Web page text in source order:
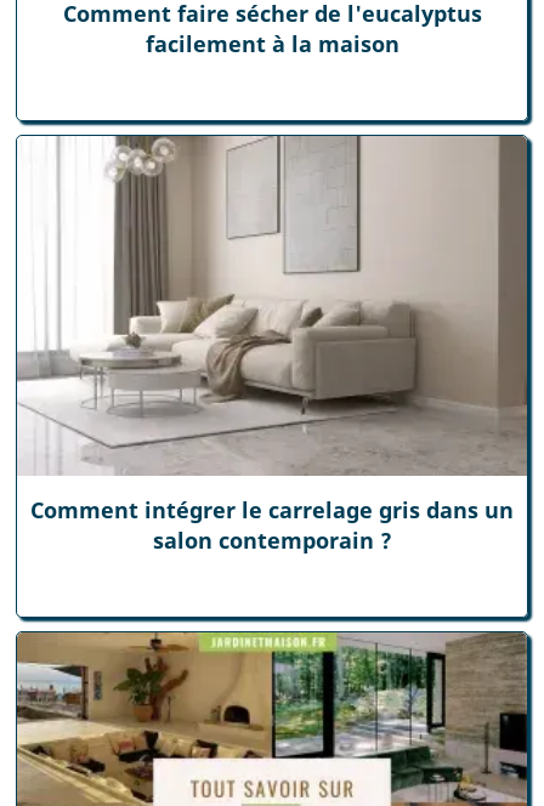
Comment faire sécher de l'eucalyptus
facilement à la maison
Comment intégrer le carrelage gris dans un
salon contemporain ?